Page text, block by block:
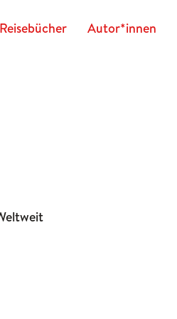
Reisebücher Autor*innen